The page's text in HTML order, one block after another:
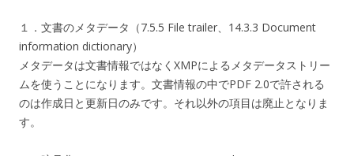
１．文書のメタデータ（7.5.5 File trailer、14.3.3 Document
information dictionary）
メタデータは文書情報ではなくXMPによるメタデータストリー
ムを使うことになります。文書情報の中でPDF 2.0で許される
のは作成日と更新日のみです。それ以外の項目は廃止となりま
す。